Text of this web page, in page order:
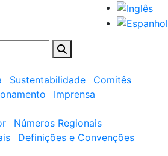
Sustentabilidade
Comitês
Imprensa
Números Regionais
Definições e Convenções